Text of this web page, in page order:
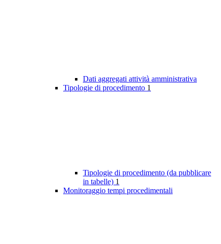
Dati aggregati attività amministrativa
Tipologie di procedimento 1
Tipologie di procedimento (da pubblicare
in tabelle) 1
Monitoraggio tempi procedimentali